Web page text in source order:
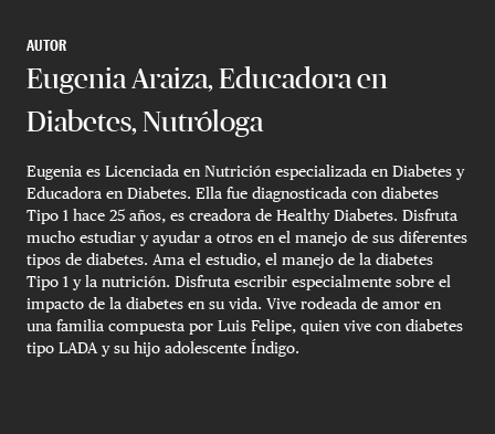
AUTOR
Eugenia Araiza, Educadora en
Diabetes, Nutróloga
Eugenia es Licenciada en Nutrición especializada en Diabetes y
Educadora en Diabetes. Ella fue diagnosticada con diabetes
Tipo 1 hace 25 años, es creadora de Healthy Diabetes. Disfruta
mucho estudiar y ayudar a otros en el manejo de sus diferentes
tipos de diabetes. Ama el estudio, el manejo de la diabetes
Tipo 1 y la nutrición. Disfruta escribir especialmente sobre el
impacto de la diabetes en su vida. Vive rodeada de amor en
una familia compuesta por Luis Felipe, quien vive con diabetes
tipo LADA y su hijo adolescente Índigo.